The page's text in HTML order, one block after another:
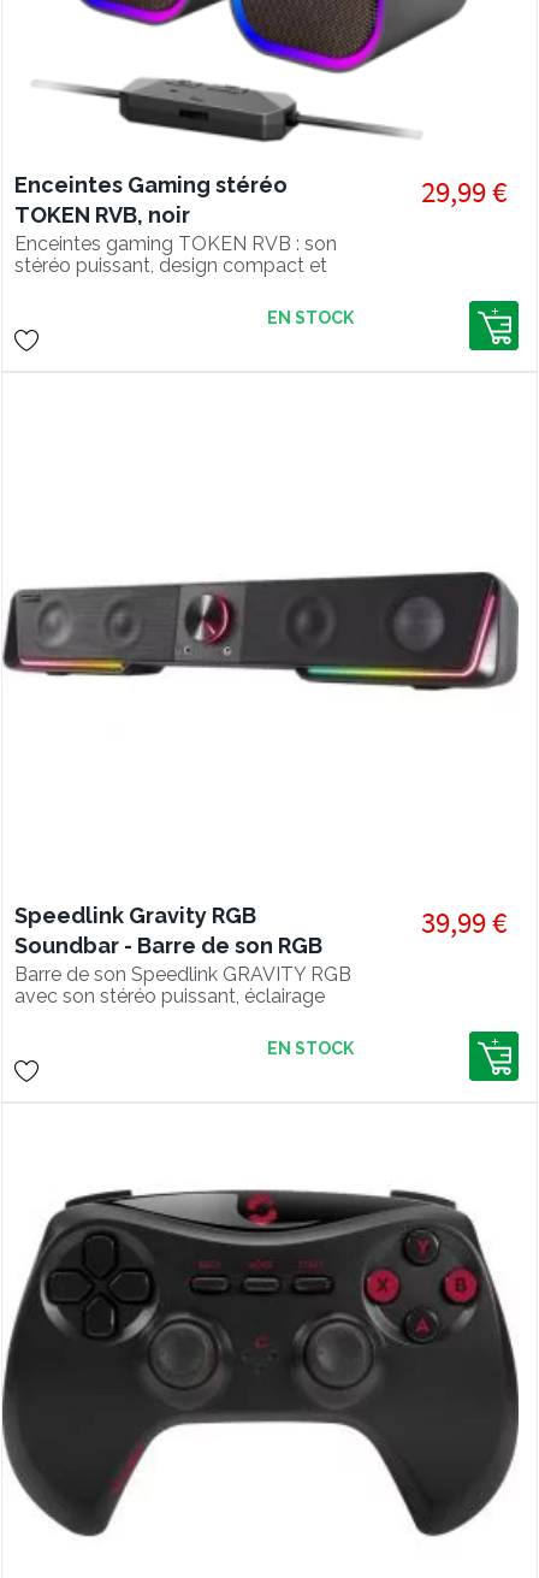
Enceintes Gaming stéréo
TOKEN RVB, noir
Enceintes gaming TOKEN RVB : son
stéréo puissant, design compact et
votre setup gaming avec style et
performance.
29,99 €
EN STOCK
Speedlink Gravity RGB
Soundbar - Barre de son RGB
Barre de son Speedlink GRAVITY RGB
avec son stéréo puissant, éclairage
compact idéal pour setups gaming.
39,99 €
EN STOCK